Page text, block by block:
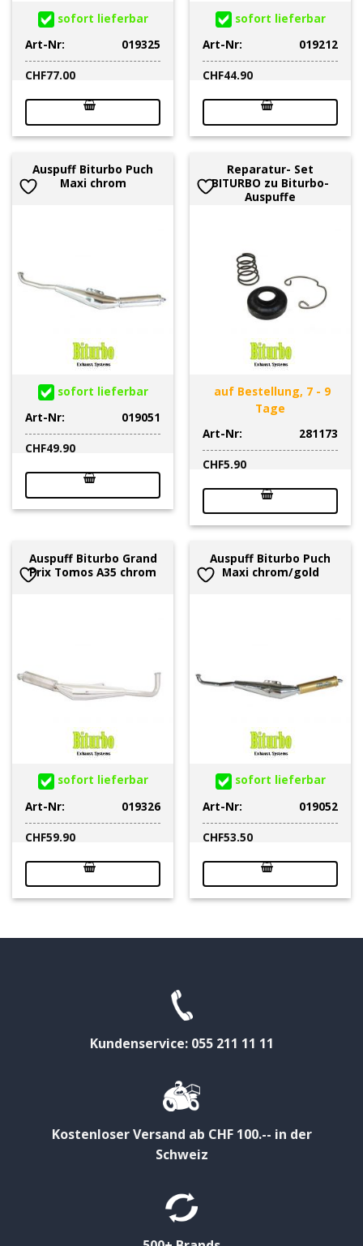
sofort lieferbar
Art-Nr:
019325
CHF77.00
sofort lieferbar
Art-Nr:
019212
CHF44.90
Auspuff Biturbo Puch
Maxi chrom
sofort lieferbar
Art-Nr:
019051
CHF49.90
Reparatur- Set
BITURBO zu Biturbo-
Auspuffe
auf Bestellung, 7 - 9
Tage
Art-Nr:
281173
CHF5.90
Auspuff Biturbo Grand
Prix Tomos A35 chrom
sofort lieferbar
Art-Nr:
019326
CHF59.90
Auspuff Biturbo Puch
Maxi chrom/gold
sofort lieferbar
Art-Nr:
019052
CHF53.50
Kundenservice: 055 211 11 11
Kostenloser Versand ab CHF 100.-- in der
Schweiz